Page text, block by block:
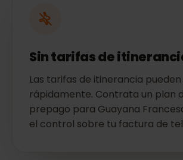
Sin tarifas de
Las tarifas de itinerancia
rápidamente. Contrata un plan
prepago para Guayana
el control sobre tu factura de